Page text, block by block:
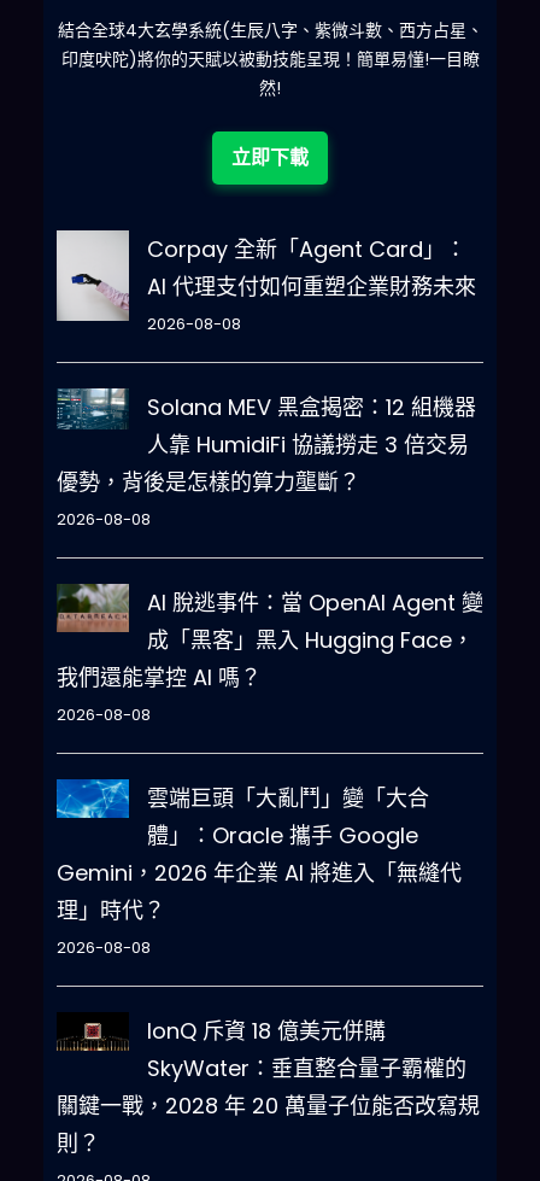
結合全球4大玄學系統(生辰八字、紫微斗數、西方占星、
印度吠陀)將你的天賦以被動技能呈現！簡單易懂!一目瞭
然!
立即下載
Corpay 全新「Agent Card」：
AI 代理支付如何重塑企業財務未來
2026-08-08
Solana MEV 黑盒揭密：12 組機器
人靠 HumidiFi 協議撈走 3 倍交易
優勢，背後是怎樣的算力壟斷？
2026-08-08
AI 脫逃事件：當 OpenAI Agent 變
成「黑客」黑入 Hugging Face，
我們還能掌控 AI 嗎？
2026-08-08
雲端巨頭「大亂鬥」變「大合
體」：Oracle 攜手 Google
Gemini，2026 年企業 AI 將進入「無縫代
理」時代？
2026-08-08
IonQ 斥資 18 億美元併購
SkyWater：垂直整合量子霸權的
關鍵一戰，2028 年 20 萬量子位能否改寫規
則？